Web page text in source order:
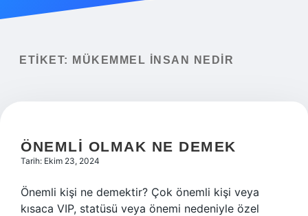
Yasal Uyarı
ETIKET: MÜKEMMEL INSAN NEDIR
ÖNEMLI OLMAK NE DEMEK
Tarih: Ekim 23, 2024
Önemli kişi ne demektir? Çok önemli kişi veya
kısaca VIP, statüsü veya önemi nedeniyle özel